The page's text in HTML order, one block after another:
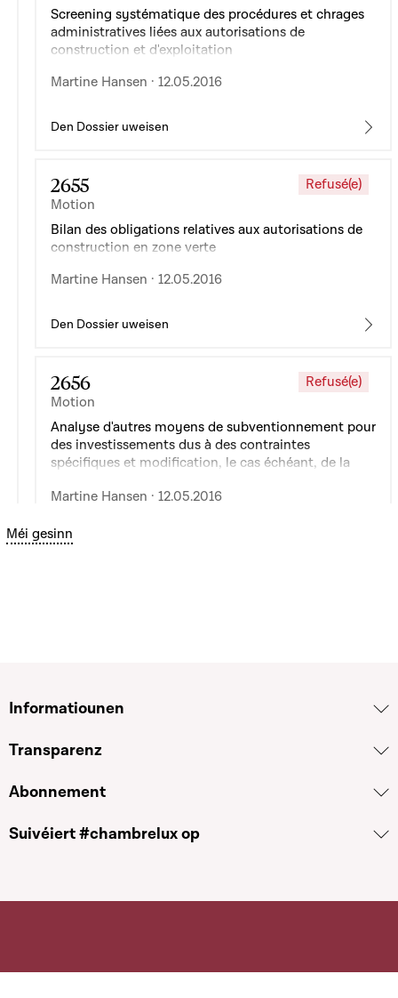
Screening systématique des procédures et chrages
administratives liées aux autorisations de
construction et d'exploitation
Martine Hansen · 12.05.2016
Den Dossier uweisen
2655
Motion
Refusé(e)
Bilan des obligations relatives aux autorisations de
construction en zone verte
Martine Hansen · 12.05.2016
Den Dossier uweisen
2656
Motion
Refusé(e)
Analyse d'autres moyens de subventionnement pour
des investissements dus à des contraintes
spécifiques et modification, le cas échéant, de la
Martine Hansen · 12.05.2016
Den Dossier uweisen
Martine Hansen · 12.05.2016
Den Dossier uweisen
Motion
Bouton graphique servant à afficher ou cacher tous les
Méi gesinn
Informatiounen
Transparenz
Abonnement
Suivéiert #chambrelux op